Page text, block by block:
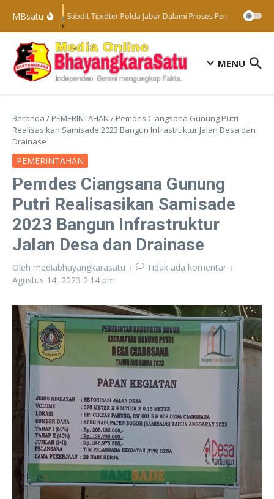
Lewati ke konten
MBsatu
Subdit Tipidter Polda Jabar Dalami Proses Penyelidikan
MENU
Beranda / PEMERINTAHAN / Pemdes Ciangsana Gunung Putri
Realisasikan Samisade 2023 Bangun Infrastruktur Jalan Desa dan
Drainase
PEMERINTAHAN
Pemdes Ciangsana Gunung
Putri Realisasikan Samisade
2023 Bangun Infrastruktur
Jalan Desa dan Drainase
Oleh mediabhayangkarasatu
Tidak ada komentar
Agustus 14, 2023 2:14 pm